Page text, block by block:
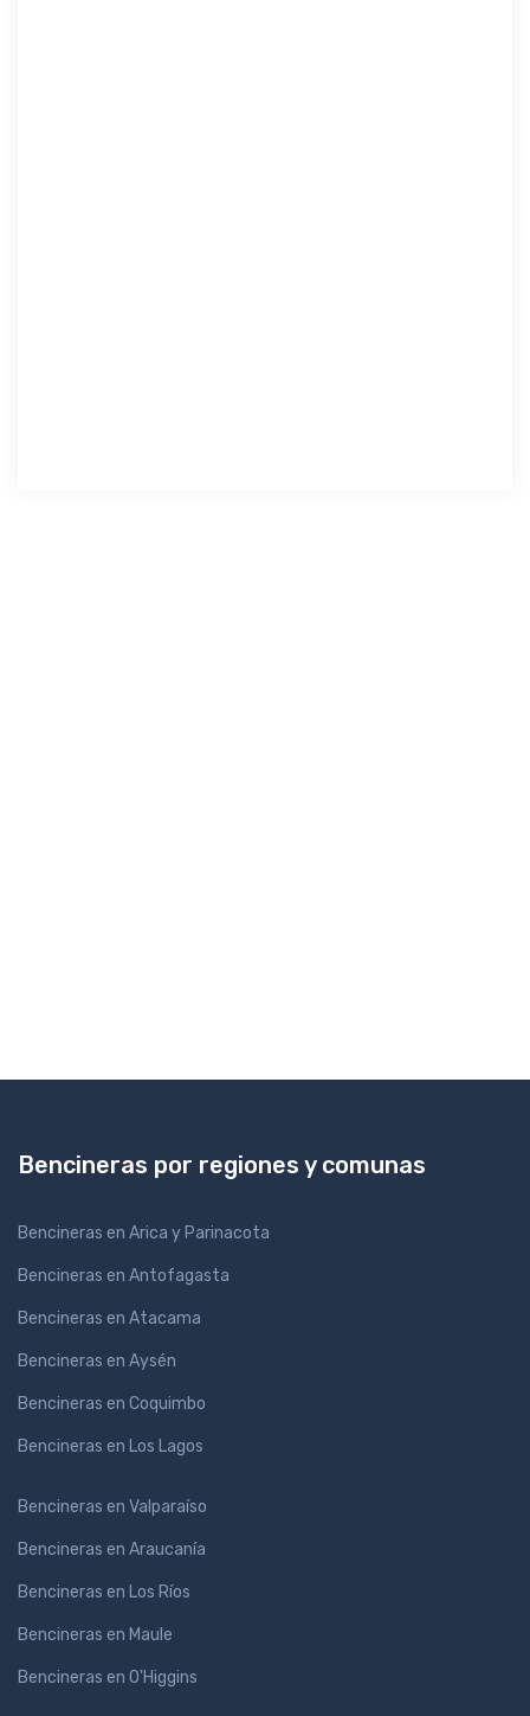
Bencineras por regiones y comunas
Bencineras en Arica y Parinacota
Bencineras en Antofagasta
Bencineras en Atacama
Bencineras en Aysén
Bencineras en Coquimbo
Bencineras en Los Lagos
Bencineras en Valparaíso
Bencineras en Araucanía
Bencineras en Los Ríos
Bencineras en Maule
Bencineras en O'Higgins